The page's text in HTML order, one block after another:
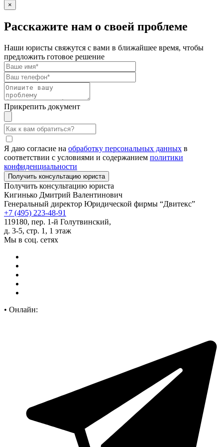
×
Расскажите нам о своей проблеме
Наши юристы свяжутся с вами в ближайшее время, чтобы
предложить готовое решение
Прикрепить документ
Я даю согласие на обработку персональных данных в
соответствии с условиями и содержанием политики
конфиденциальности
Получить консультацию юриста
Кигинько Дмитрий Валентинович
Генеральный директор Юридической фирмы “Двитекс”
+7 (495) 223-48-91
119180, пер. 1-й Голутвинский,
д. 3-5, стр. 1, 1 этаж
Мы в соц. сетях
• Онлайн: